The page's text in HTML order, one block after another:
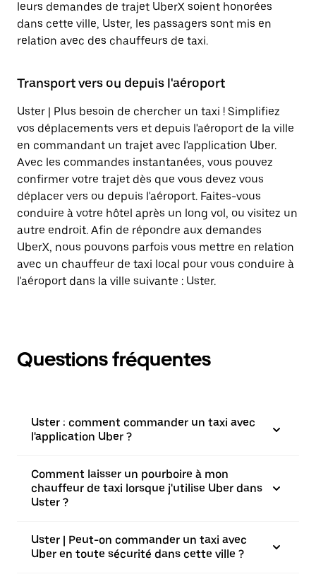
leurs demandes de trajet UberX soient honorées
dans cette ville, Uster, les passagers sont mis en
relation avec des chauffeurs de taxi.
Transport vers ou depuis l'aéroport
Uster | Plus besoin de chercher un taxi ! Simplifiez
vos déplacements vers et depuis l'aéroport de la ville
en commandant un trajet avec l'application Uber.
Avec les commandes instantanées, vous pouvez
confirmer votre trajet dès que vous devez vous
déplacer vers ou depuis l'aéroport. Faites-vous
conduire à votre hôtel après un long vol, ou visitez un
autre endroit. Afin de répondre aux demandes
UberX, nous pouvons parfois vous mettre en relation
avec un chauffeur de taxi local pour vous conduire à
l'aéroport dans la ville suivante : Uster.
Questions fréquentes
Uster : comment commander un taxi avec
l'application Uber ?
Comment laisser un pourboire à mon
chauffeur de taxi lorsque j'utilise Uber dans
Uster ?
Uster | Peut-on commander un taxi avec
Uber en toute sécurité dans cette ville ?